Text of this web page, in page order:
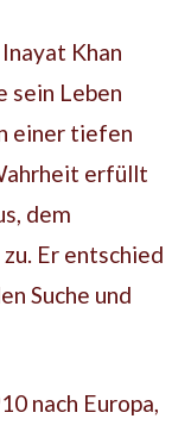
Khan
sein Leben
einer tiefen
erfüllt
dem
Er entschied
Suche und
nach Europa,